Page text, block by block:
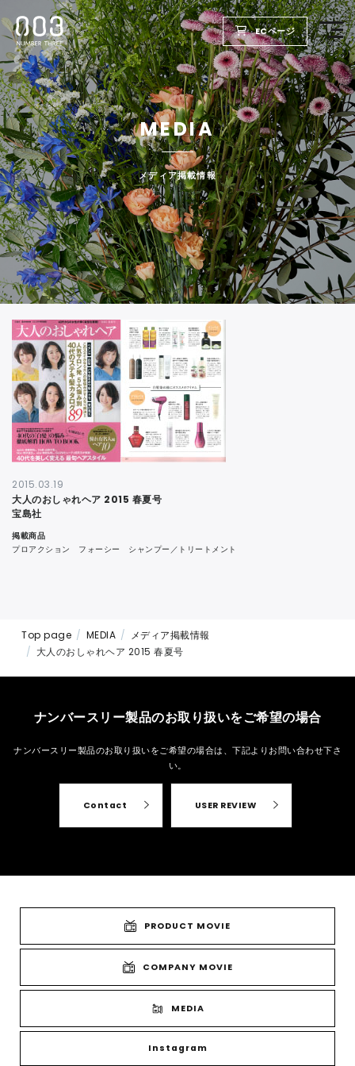
ECページ
MEDIA
メディア掲載情報
2015.03.19
大人のおしゃれヘア 2015 春夏号
宝島社
掲載商品
プロアクション フォーシー シャンプー／トリートメント
Top page MEDIA
メディア掲載情報
大人のおしゃれヘア 2015 春夏号
ナンバースリー製品のお取り扱いをご希望の場合
ナンバースリー製品のお取り扱いをご希望の場合は、 下記よりお問い合わせ下さ
い。
Contact USER REVIEW
PRODUCT MOVIE
COMPANY MOVIE
MEDIA
Instagram
TOP
PRODUCTS
WELLBEING REPORT
FOR SALON
COMPANY
RECRUIT
CONTACT